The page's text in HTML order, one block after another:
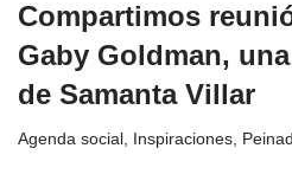
Compartimos
Gaby Goldman,
de Samanta Villar
Agenda social , Inspiraciones,